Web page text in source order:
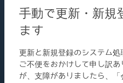
手動で更新・新規
ます
更新と新規登録のシステム処
ご不便をおかけして申し訳
が、支障がありましたら、